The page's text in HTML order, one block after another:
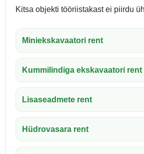
Kitsa objekti tööriistakast ei piirdu
Miniekskavaatori rent
Kummilindiga ekskavaatori rent
Lisaseadmete rent
Hüdrovasara rent